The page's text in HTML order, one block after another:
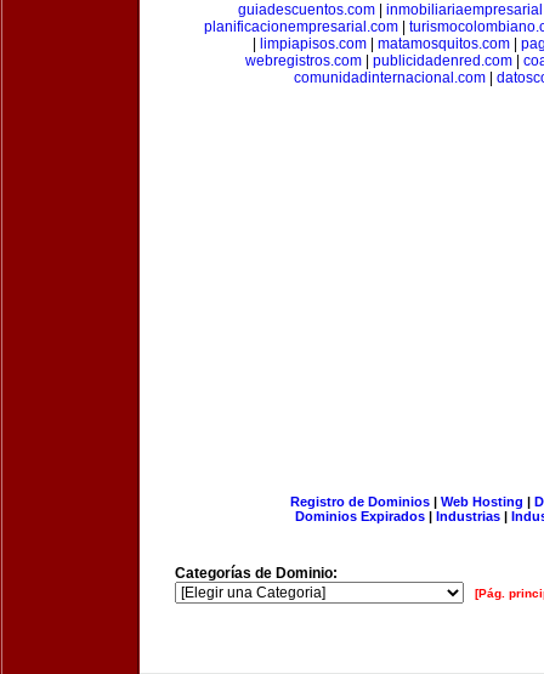
guiadescuentos.com
planificacionempresarial.com
limpiapisos.com| matamosquitos.com|
webregistros.com| publicidadenred.com|
comunidadinternacional.com|
Registro de Dominios| Web Hosting |
Dominios Expirados | Industrias |
Categorías de Dominio:
[Pág.